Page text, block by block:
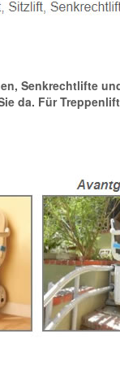
Senkrechtlifte
da. Für